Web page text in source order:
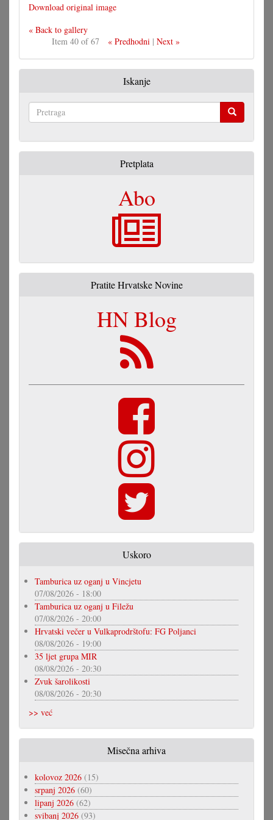
Download original image
« Back to gallery
Item 40 of 67
« Predhodni | Next »
Iskanje
Pretplata
Abo
Pratite Hrvatske Novine
HN Blog
Uskoro
Tamburica uz oganj u Vincjetu
07/08/2026 - 18:00
Tamburica uz oganj u Filežu
07/08/2026 - 20:00
Hrvatski večer u Vulkaprodrštofu: FG Poljanci
08/08/2026 - 19:00
35 ljet grupa MIR
08/08/2026 - 20:30
Zvuk šarolikosti
08/08/2026 - 20:30
>> već
Misečna arhiva
kolovoz 2026 (15)
srpanj 2026 (60)
lipanj 2026 (62)
svibanj 2026 (93)